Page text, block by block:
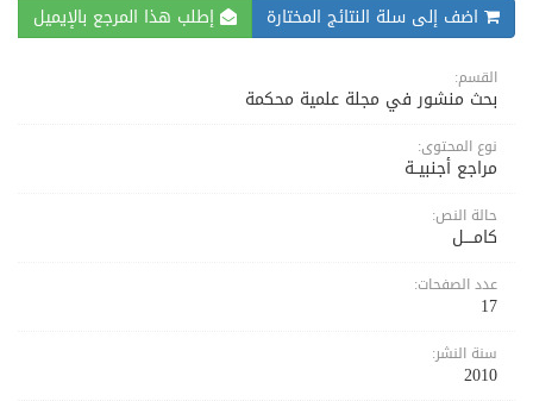
اضف إلى سلة النتائج المختارة إطلب هذا المرجع بالإيميل
القسم:
بحث منشور في مجلة علمية محكمة
نوع المحتوى:
مراجع أجنبيــة
حالة النص:
كامــــل
عدد الصفحات:
17
سنة النشر:
2010